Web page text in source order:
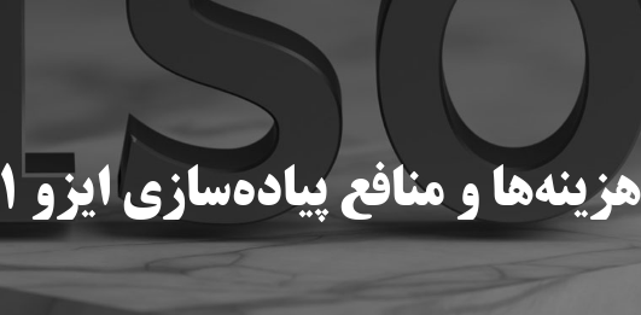
هزینه‌ها و منافع پیاده‌سازی ایزو ۵۰۰۰۱